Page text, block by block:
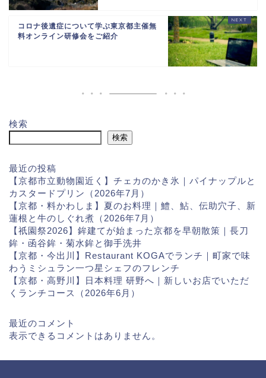
コロナ後遺症について学ぶ東京都主催無
料オンライン研修会をご紹介
検索
検索
最近の投稿
【京都市立動物園近く】チェカのかき氷｜パイナップルと
カスタードプリン（2026年7月）
【京都・料かわしま】夏のお料理｜鱧、鮎、伝助穴子、新
蓮根と牛のしぐれ煮（2026年7月）
【祇園祭2026】鉾建てが始まった京都を早朝散策｜長刀
鉾・函谷鉾・菊水鉾と御手洗井
【京都・今出川】Restaurant KOGAでランチ｜町家で味
わうミシュラン一つ星シェフのフレンチ
【京都・高野川】日本料理 研野へ｜新しいお店でいただ
くランチコース（2026年6月）
最近のコメント
表示できるコメントはありません。